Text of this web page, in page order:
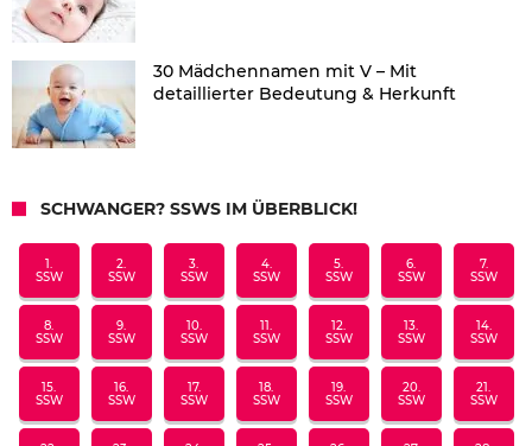
30 Mädchennamen mit V – Mit
detaillierter Bedeutung & Herkunft
SCHWANGER? SSWS IM ÜBERBLICK!
1.
SSW
2.
SSW
3.
SSW
4.
SSW
5.
SSW
6.
SSW
7.
SSW
8.
SSW
9.
SSW
10.
SSW
11.
SSW
12.
SSW
13.
SSW
14.
SSW
15.
SSW
16.
SSW
17.
SSW
18.
SSW
19.
SSW
20.
SSW
21.
SSW